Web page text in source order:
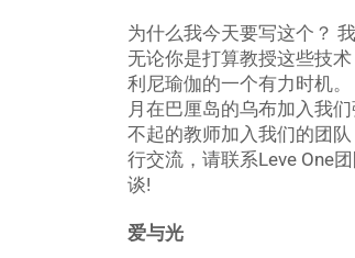
为什么我今天要写这个？
无论你是打算教授这些技
利尼瑜伽的一个有力时机
月在巴厘岛的乌布加入我
不起的教师加入我们的团
行交流，请联系Leve One
谈!
爱与光